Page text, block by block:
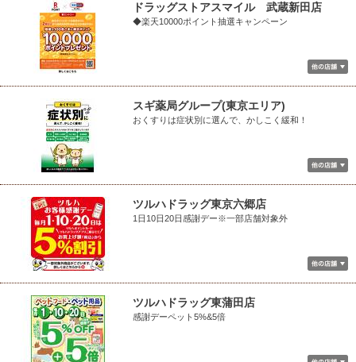
ドラッグストアスマイル 武蔵新田店
◆楽天10000ポイント抽選キャンペーン
スギ薬局グループ(東京エリア)
おくすりは症状別に選んで、かしこく緩和！
ツルハドラッグ東京六郷店
1日10日20日感謝デー※一部店舗対象外
ツルハドラッグ東蒲田店
感謝デーペット5%&5倍